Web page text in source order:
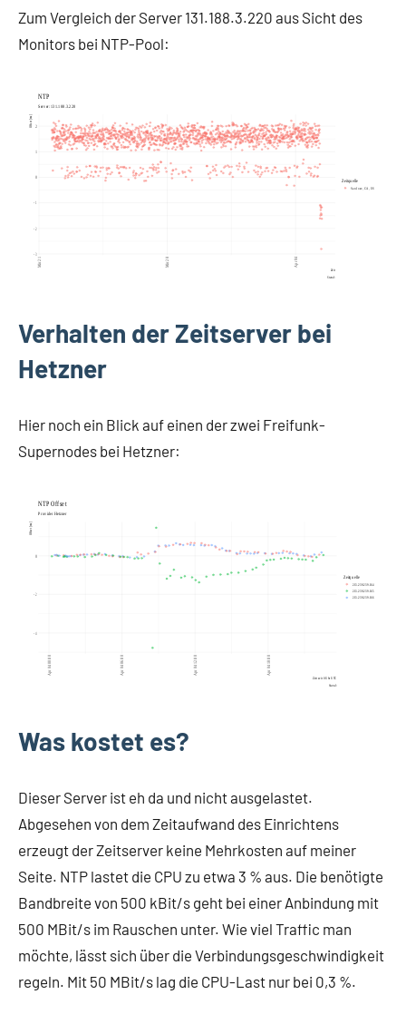
Zum Vergleich der Server 131.188.3.220 aus Sicht des
Monitors bei NTP-Pool:
Verhalten der Zeitserver bei
Hetzner
Hier noch ein Blick auf einen der zwei Freifunk-
Supernodes bei Hetzner:
Was kostet es?
Dieser Server ist eh da und nicht ausgelastet.
Abgesehen von dem Zeitaufwand des Einrichtens
erzeugt der Zeitserver keine Mehrkosten auf meiner
Seite. NTP lastet die CPU zu etwa 3 % aus. Die benötigte
Bandbreite von 500 kBit/s geht bei einer Anbindung mit
500 MBit/s im Rauschen unter. Wie viel Traffic man
möchte, lässt sich über die Verbindungsgeschwindigkeit
regeln. Mit 50 MBit/s lag die CPU-Last nur bei 0,3 %.